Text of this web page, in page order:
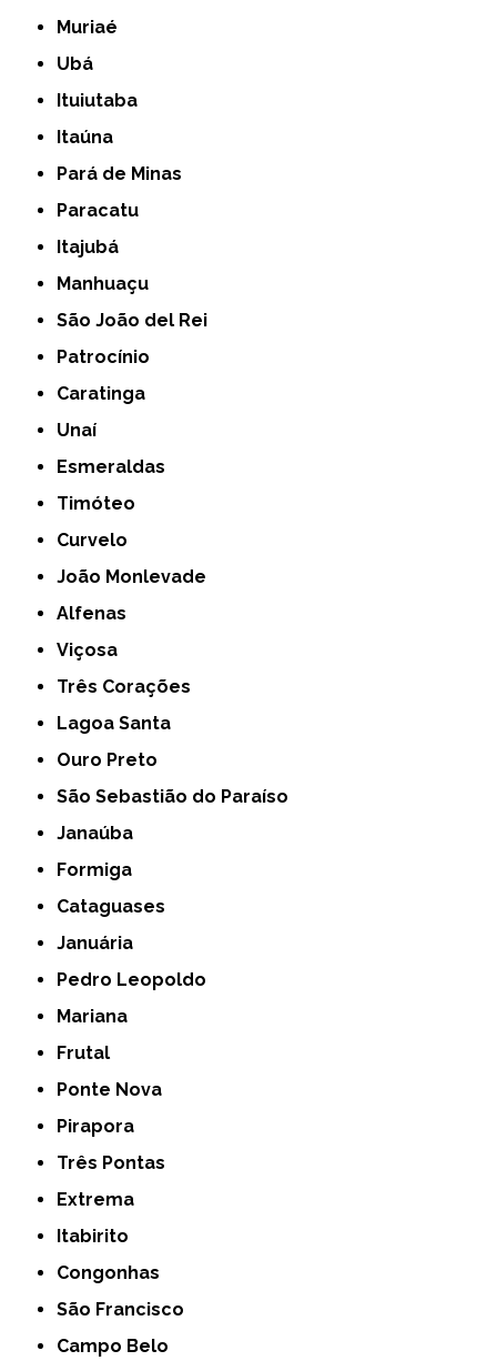
Muriaé
Ubá
Ituiutaba
Itaúna
Pará de Minas
Paracatu
Itajubá
Manhuaçu
São João del Rei
Patrocínio
Caratinga
Unaí
Esmeraldas
Timóteo
Curvelo
João Monlevade
Alfenas
Viçosa
Três Corações
Lagoa Santa
Ouro Preto
São Sebastião do Paraíso
Janaúba
Formiga
Cataguases
Januária
Pedro Leopoldo
Mariana
Frutal
Ponte Nova
Pirapora
Três Pontas
Extrema
Itabirito
Congonhas
São Francisco
Campo Belo